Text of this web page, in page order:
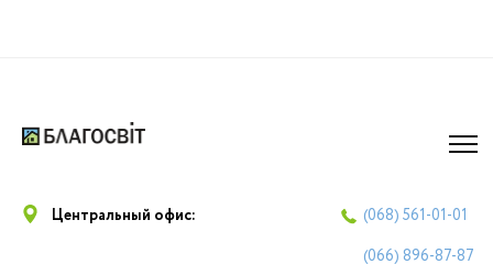
Центральный офис: (068) 561-01-01
(066) 896-87-87